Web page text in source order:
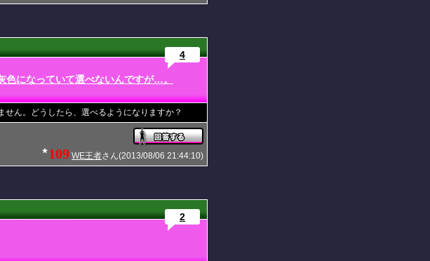
色になっていて選べないんですが…。
4
ん。どうしたら、選べるようになりますか？
★109 WE王者さん(2013/08/06 21:44:10)
2